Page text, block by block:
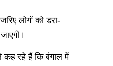
लोगों को डरा-
कह रहे हैं कि बंगाल में